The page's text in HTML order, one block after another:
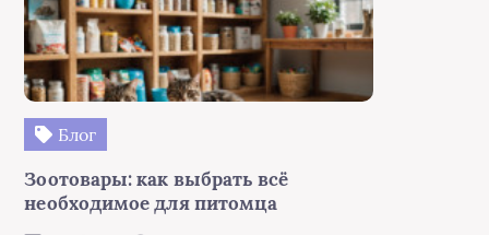
Блог
Зоотовары: как выбрать всё
необходимое для питомца